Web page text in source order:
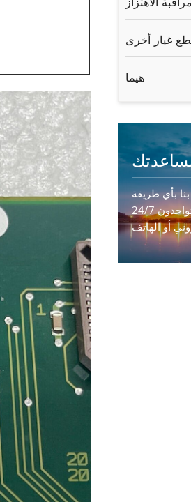
غيار أخرى
هيما
بأي طريقة
مناسبة لك. نحن متواجدون 24/7